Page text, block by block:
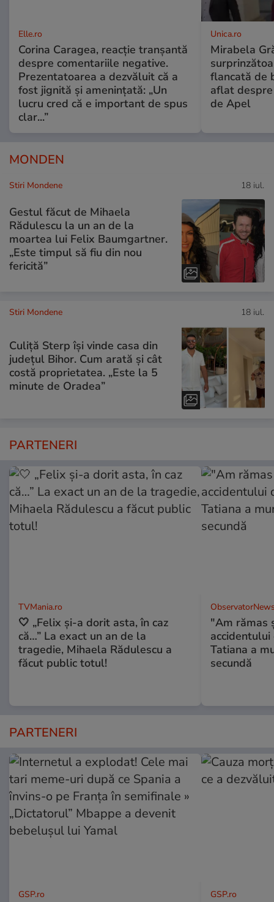
Elle.ro
Corina Caragea, reacție tranșantă
despre comentariile negative.
Prezentatoarea a dezvăluit că a
fost jignită și amenințată: „Un
lucru cred că e important de spus
clar...”
Unica.ro
Mirabela
flancată de
aflat
de Apel
MONDEN
Stiri Mondene 18 iul.
Gestul făcut de Mihaela
Rădulescu la un an de la
moartea lui Felix Baumgartner.
„Este timpul să fiu din nou
fericită”
Stiri Mondene 18 iul.
Culiță Sterp își vinde casa din
județul Bihor. Cum arată și cât
costă proprietatea. „Este la 5
minute de Oradea”
PARTENERI
TVMania.ro
🤍 „Felix și-a dorit asta, în caz
că…” La exact un an de la
tragedie, Mihaela Rădulescu a
făcut public totul!
"Am rămas
accidentului
Tatiana a
secundă
PARTENERI
GSP.ro GSP.ro